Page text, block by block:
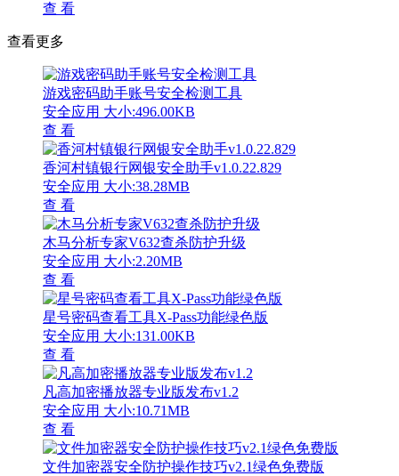
查 看
查看更多
游戏密码助手账号安全检测工具
安全应用 大小:496.00KB
查 看
香河村镇银行网银安全助手v1.0.22.829
安全应用 大小:38.28MB
查 看
木马分析专家V632查杀防护升级
安全应用 大小:2.20MB
查 看
星号密码查看工具X-Pass功能绿色版
安全应用 大小:131.00KB
查 看
凡高加密播放器专业版发布v1.2
安全应用 大小:10.71MB
查 看
文件加密器安全防护操作技巧v2.1绿色免费版